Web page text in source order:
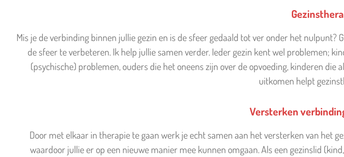
Mis je de verbinding binnen jullie gezin en is de sfeer gedaald tot ver onder het
de sfeer te verbeteren. Ik help jullie samen verder. Ieder gezin kent wel problemen;
(psychische) problemen, ouders die het oneens zijn over de opvoeding, kinderen
uitkomen helpt
Versterken
Door met elkaar in therapie te gaan werk je echt samen aan het versterken van het
waardoor jullie er op een nieuwe manier mee kunnen omgaan. Als een gezinslid